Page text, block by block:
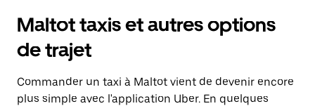
Maltot taxis et autres options
de trajet
Commander un taxi à Maltot vient de devenir encore
plus simple avec l'application Uber. En quelques